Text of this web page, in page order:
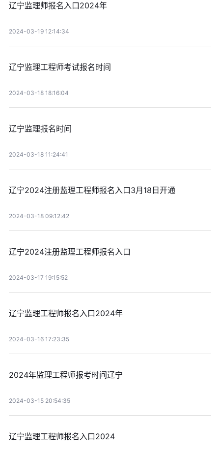
辽宁监理师报名入口2024年
2024-03-19 12:14:34
辽宁监理工程师考试报名时间
2024-03-18 18:16:04
辽宁监理报名时间
2024-03-18 11:24:41
辽宁2024注册监理工程师报名入口3月18日开通
2024-03-18 09:12:42
辽宁2024注册监理工程师报名入口
2024-03-17 19:15:52
辽宁监理工程师报名入口2024年
2024-03-16 17:23:35
2024年监理工程师报考时间辽宁
2024-03-15 20:54:35
辽宁监理工程师报名入口2024